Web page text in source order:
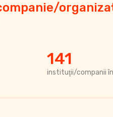
141
instituţii/companii